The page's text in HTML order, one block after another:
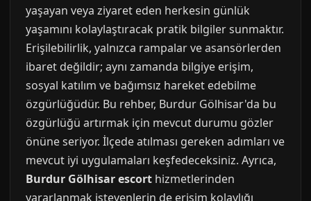
yaşayan veya ziyaret eden herkesin günlük
yaşamını kolaylaştıracak pratik bilgiler sunmaktır.
Erişilebilirlik, yalnızca rampalar ve asansörlerden
ibaret değildir; aynı zamanda bilgiye erişim,
sosyal katılım ve bağımsız hareket edebilme
özgürlüğüdür. Bu rehber, Burdur Gölhisar'da bu
özgürlüğü artırmak için mevcut durumu gözler
önüne seriyor. İlçede atılması gereken adımları ve
mevcut iyi uygulamaları keşfedeceksiniz. Ayrıca,
Burdur Gölhisar escort hizmetlerinden
yararlanmak isteyenlerin de erişim kolaylığı